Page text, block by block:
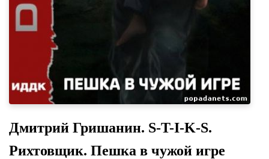
Дмитрий Гришанин. S-T-I-K-S.
Рихтовщик. Пешка в чужой игре